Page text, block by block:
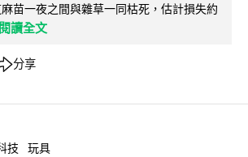
苗一夜之間與雜草一同枯死，估計損失約
閱讀全文
分享
技 玩具